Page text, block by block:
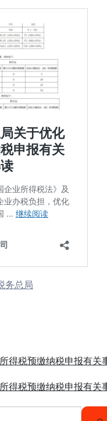
务总局
得税预缴纳税申报有关
得税预缴纳税申报有关